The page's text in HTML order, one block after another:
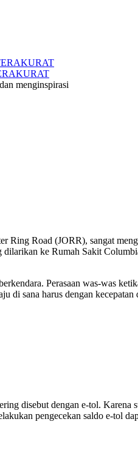
menginspirasi
Road (JORR), sangat
ke Rumah Sakit
Perasaan was-was
sana harus dengan
disebut dengan e-tol.
pengecekan saldo e-tol